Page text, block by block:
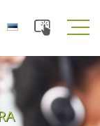
Toggle